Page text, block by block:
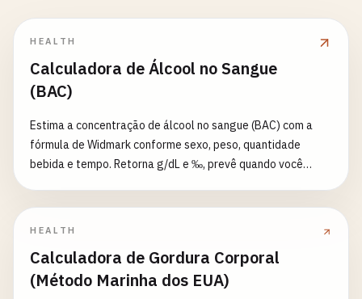
HEALTH
Calculadora de Álcool no Sangue
(BAC)
Estima a concentração de álcool no sangue (BAC) com a
fórmula de Widmark conforme sexo, peso, quantidade
bebida e tempo. Retorna g/dL e ‰, prevê quando você
HEALTH
Calculadora de Gordura Corporal
(Método Marinha dos EUA)